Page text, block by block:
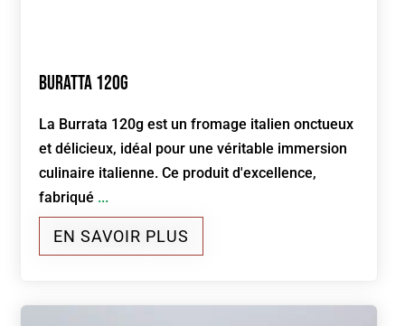
Buratta 120g
La Burrata 120g est un fromage italien onctueux
et délicieux, idéal pour une véritable immersion
culinaire italienne. Ce produit d'excellence,
fabriqué ...
EN SAVOIR PLUS